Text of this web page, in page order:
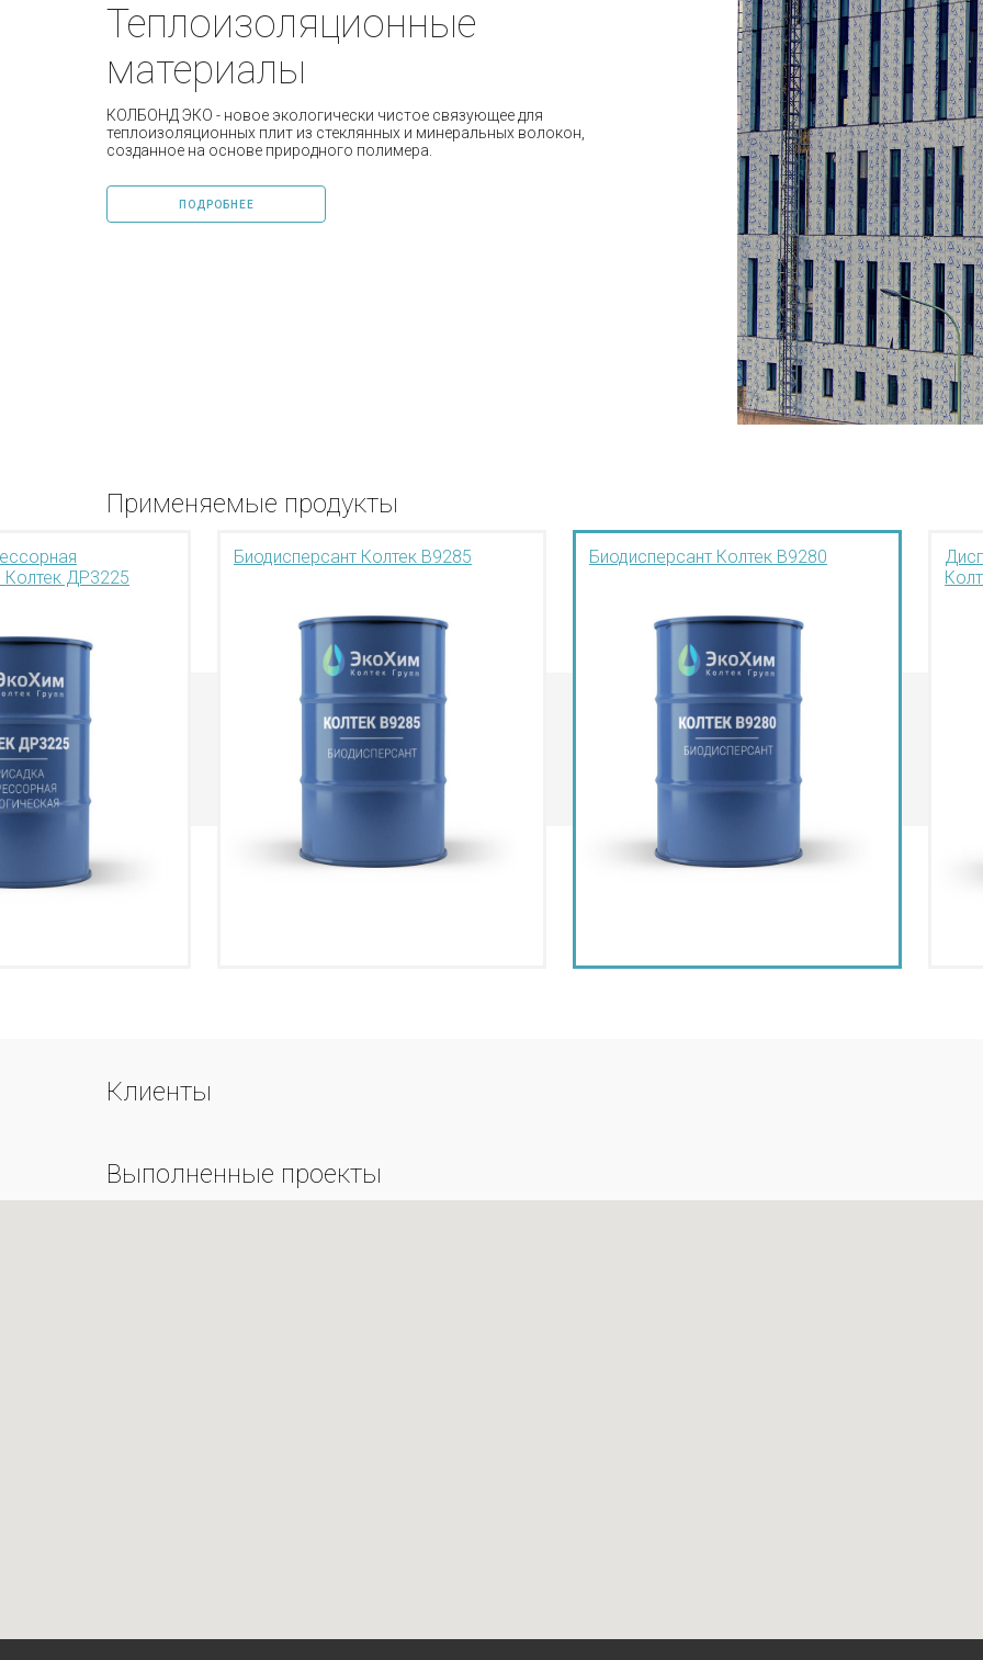
Теплоизоляционные
материалы
КОЛБОНД ЭКО - новое экологически чистое связующее для
теплоизоляционных плит из стеклянных и минеральных волокон,
созданное на основе природного полимера.
ПОДРОБНЕЕ
Применяемые продукты
Колтек ДР3225
Биодисперсант Колтек В9285 Биодисперсант Колтек B9280
Клиенты
Выполненные проекты